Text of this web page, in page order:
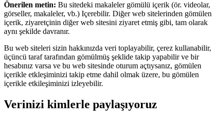
Önerilen metin: Bu sitedeki makaleler gömülü içerik (ör. videolar,
görseller, makaleler, vb.) Içerebilir. Diğer web sitelerinden gömülen
içerik, ziyaretçinin diğer web sitesini ziyaret etmiş gibi, tam olarak
aynı şekilde davranır.
Bu web siteleri sizin hakkınızda veri toplayabilir, çerez kullanabilir,
üçüncü taraf tarafından gömülmüş şeklide takip yapabilir ve bir
hesabınız varsa ve bu web sitesinde oturum açtıysanız, gömülen
içerikle etkleşiminizi takip etme dahil olmak üzere, bu gömülen
içerikle etkileşiminizi izleyebilir.
Verinizi kimlerle paylaşıyoruz